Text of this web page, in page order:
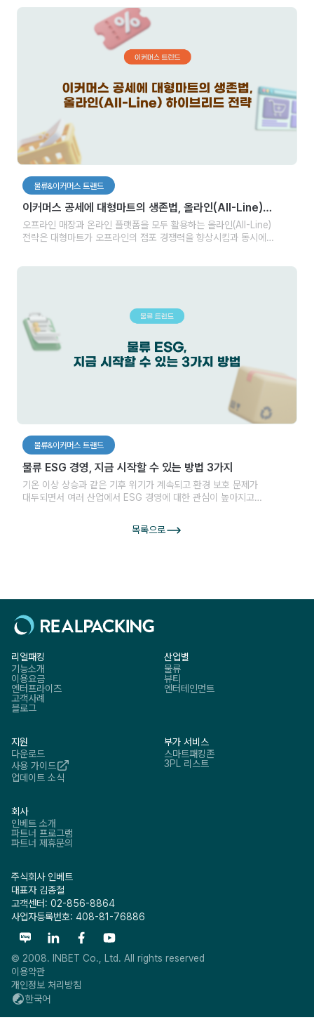
물류&이커머스 트랜드
이커머스 공세에 대형마트의 생존법, 올라인(AII-Line)
하이브리드 전략
오프라인 매장과 온라인 플랫폼을 모두 활용하는 올라인(AII-Line)
전략은 대형마트가 오프라인의 점포 경쟁력을 향상시킴과 동시에
물류&이커머스 트랜드
물류 ESG 경영, 지금 시작할 수 있는 방법 3가지
기온 이상 상승과 같은 기후 위기가 계속되고 환경 보호 문제가
대두되면서 여러 산업에서 ESG 경영에 대한 관심이 높아지고
목록으로
리얼패킹
기능소개
이용요금
엔터프라이즈
고객사례
블로그
산업별
물류
뷰티
엔터테인먼트
지원
다운로드
사용 가이드
업데이트 소식
부가 서비스
스마트패킹존
3PL 리스트
회사
인베트 소개
파트너 프로그램
파트너 제휴문의
주식회사 인베트
대표자 김종철
고객센터: 02-856-8864
사업자등록번호: 408-81-76886
© 2008. INBET Co., Ltd. All rights reserved
이용약관
개인정보 처리방침
한국어